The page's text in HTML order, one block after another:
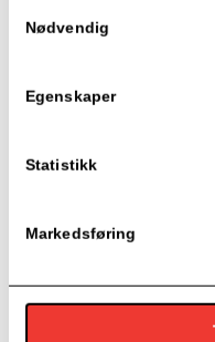
Nødvendig
Egenskaper
Statistikk
Markedsføring
SAMARBEIDSPARTNERE